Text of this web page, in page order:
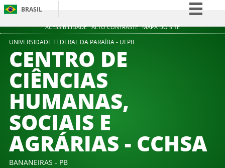
ACESSIBILIDADE ALTO CONTRASTE MAPA DO SITE
BRASIL
Simplifique!
UNIVERSIDADE FEDERAL DA PARAÍBA - UFPB
CENTRO DE
CIÊNCIAS
HUMANAS,
SOCIAIS E
AGRÁRIAS - CCHSA
BANANEIRAS - PB